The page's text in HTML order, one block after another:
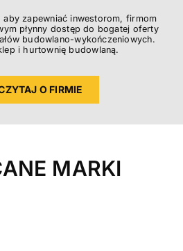
aby zapewniać inwestorom, firmom
płynny dostęp do bogatej oferty
budowlano-wykończeniowych.
i hurtownię budowlaną.
O FIRMIE
MARKI